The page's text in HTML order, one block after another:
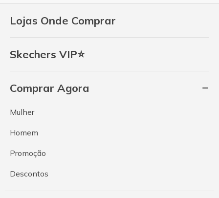
Lojas Onde Comprar
Skechers VIP⭐
Comprar Agora
Mulher
Homem
Promoção
Descontos